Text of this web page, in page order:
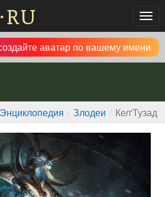
аватар по вашему имени
Энциклопедия Злодеи Кел'Тузад